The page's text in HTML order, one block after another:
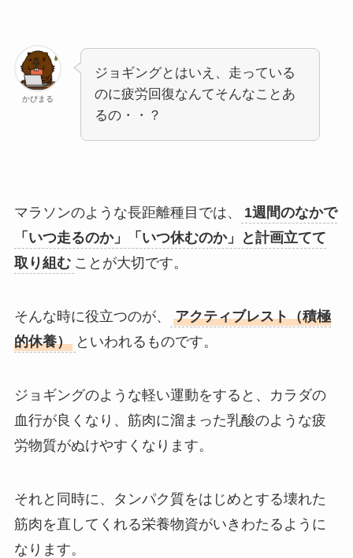
かぴまる
ジョギングとはいえ、走っている
のに疲労回復なんてそんなことあ
るの・・？
マラソンのような長距離種目では、
1週間のなかで
「いつ走るのか」「いつ休むのか」と計画立てて
取り組む ことが大切です。
そんな時に役立つのが、
アクティブレスト（積極
的休養） といわれるものです。
ジョギングのような軽い運動をすると、カラダの
血行が良くなり、筋肉に溜まった乳酸のような疲
労物質がぬけやすくなります。
それと同時に、タンパク質をはじめとする壊れた
筋肉を直してくれる栄養物資がいきわたるように
なります。